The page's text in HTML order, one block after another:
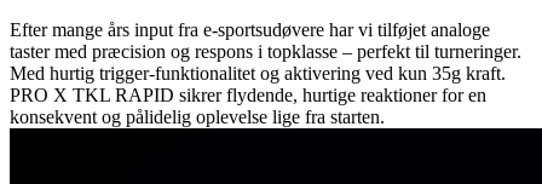
Efter mange års input fra e-sportsudøvere har vi tilføjet analoge
taster med præcision og respons i topklasse – perfekt til turneringer.
Med hurtig trigger-funktionalitet og aktivering ved kun 35g kraft.
PRO X TKL RAPID sikrer flydende, hurtige reaktioner for en
konsekvent og pålidelig oplevelse lige fra starten.